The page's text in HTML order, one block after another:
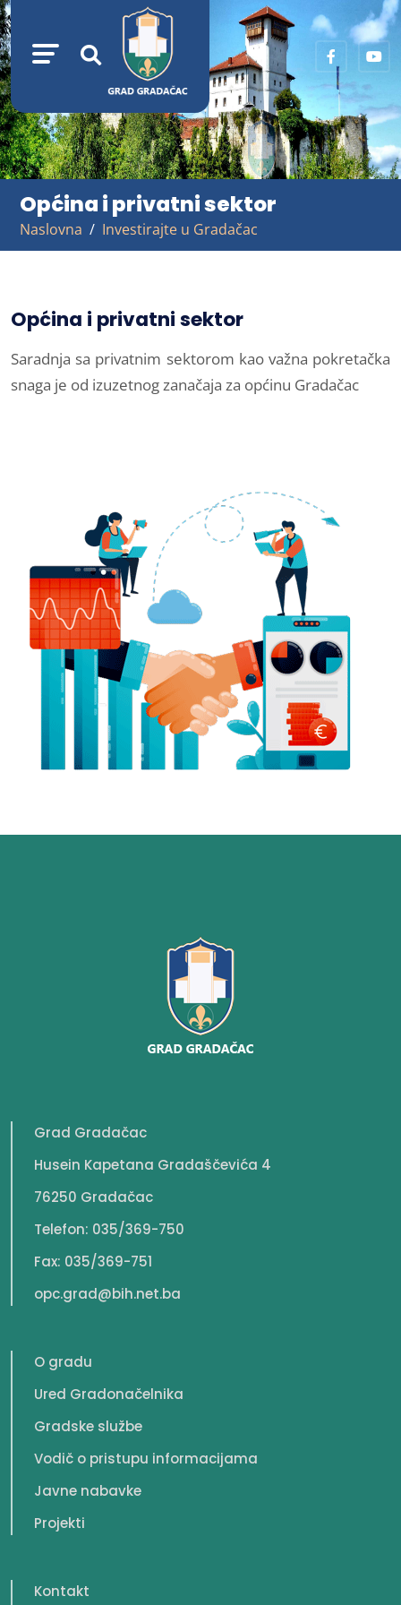
Općina i privatni sektor
Naslovna Investirajte u Gradačac
Općina i privatni sektor
Saradnja sa privatnim sektorom kao važna pokretačka
snaga je od izuzetnog zanačaja za općinu Gradačac
Grad Gradačac
Husein Kapetana Gradaščevića 4
76250 Gradačac
Telefon: 035/369-750
Fax: 035/369-751
opc.grad@bih.net.ba
O gradu
Ured Gradonačelnika
Gradske službe
Vodič o pristupu informacijama
Javne nabavke
Projekti
Kontakt